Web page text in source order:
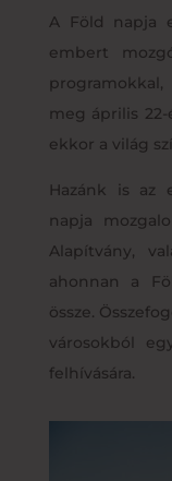
A Föld napja
embert
meg április
ekkor a világ
Hazánk is az
napja
Alapítvány,
ahonnan a
össze.
városokból
felhívására.